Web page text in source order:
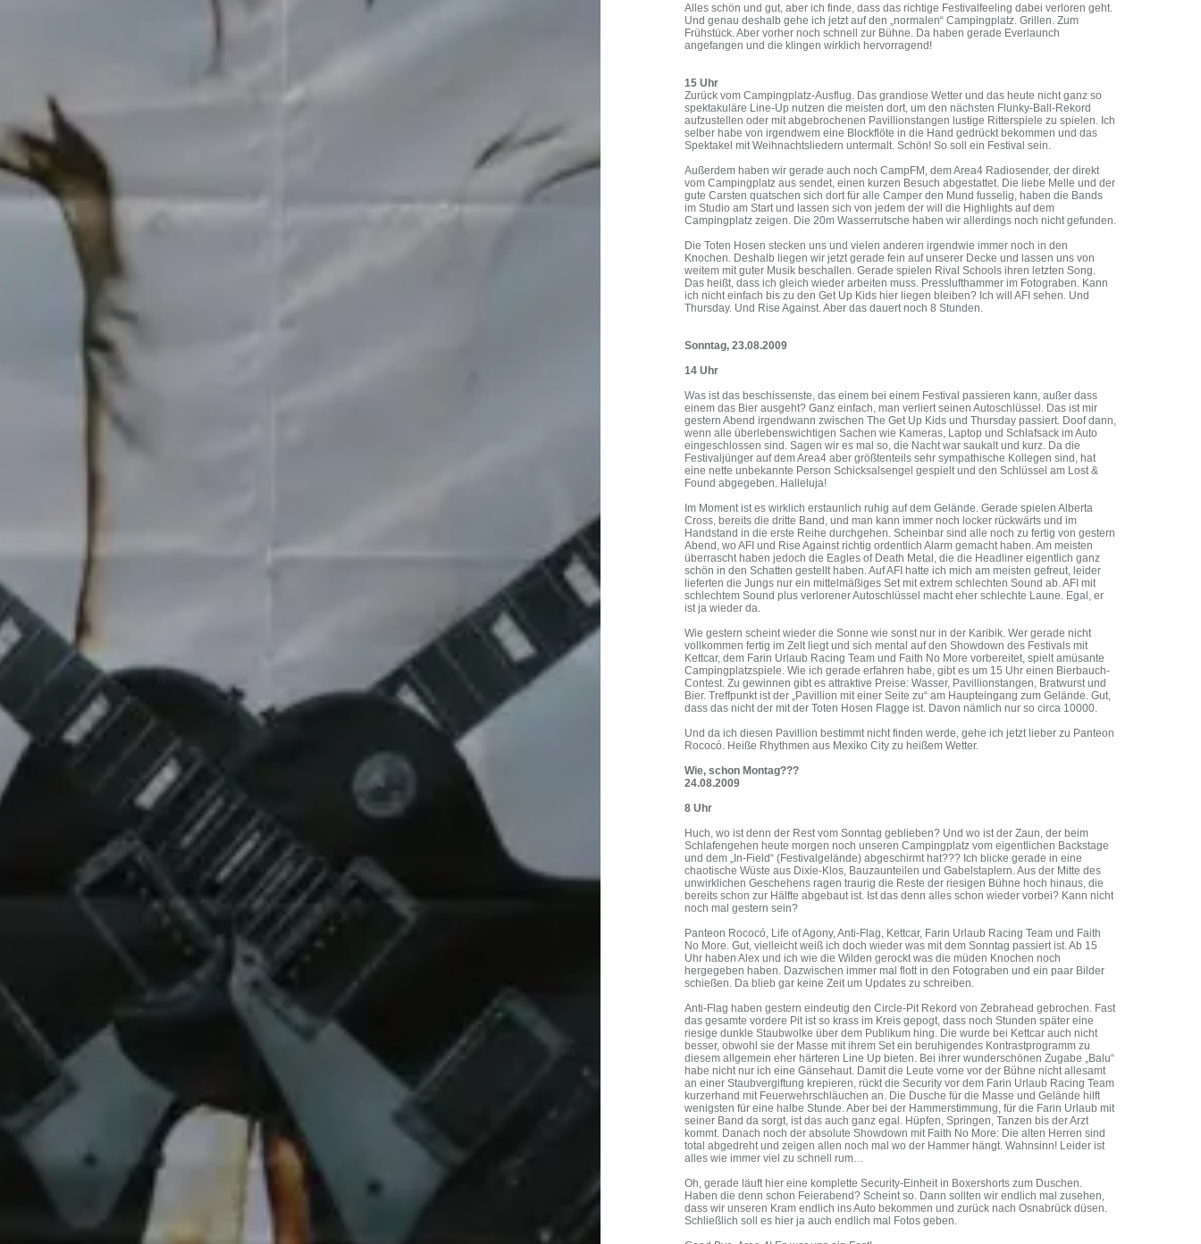
Alles schön und gut, aber ich finde, dass das richtige Festivalfeeling dabei verloren geht.
Und genau deshalb gehe ich jetzt auf den „normalen“ Campingplatz. Grillen. Zum
Frühstück. Aber vorher noch schnell zur Bühne. Da haben gerade Everlaunch
angefangen und die klingen wirklich hervorragend!
15 Uhr
Zurück vom Campingplatz-Ausflug. Das grandiose Wetter und das heute nicht ganz so
spektakuläre Line-Up nutzen die meisten dort, um den nächsten Flunky-Ball-Rekord
aufzustellen oder mit abgebrochenen Pavillionstangen lustige Ritterspiele zu spielen. Ich
selber habe von irgendwem eine Blockflöte in die Hand gedrückt bekommen und das
Spektakel mit Weihnachtsliedern untermalt. Schön! So soll ein Festival sein.
Außerdem haben wir gerade auch noch CampFM, dem Area4 Radiosender, der direkt
vom Campingplatz aus sendet, einen kurzen Besuch abgestattet. Die liebe Melle und der
gute Carsten quatschen sich dort für alle Camper den Mund fusselig, haben die Bands
im Studio am Start und lassen sich von jedem der will die Highlights auf dem
Campingplatz zeigen. Die 20m Wasserrutsche haben wir allerdings noch nicht gefunden.
Die Toten Hosen stecken uns und vielen anderen irgendwie immer noch in den
Knochen. Deshalb liegen wir jetzt gerade fein auf unserer Decke und lassen uns von
weitem mit guter Musik beschallen. Gerade spielen Rival Schools ihren letzten Song.
Das heißt, dass ich gleich wieder arbeiten muss. Presslufthammer im Fotograben. Kann
ich nicht einfach bis zu den Get Up Kids hier liegen bleiben? Ich will AFI sehen. Und
Thursday. Und Rise Against. Aber das dauert noch 8 Stunden.
Sonntag, 23.08.2009
14 Uhr
Was ist das beschissenste, das einem bei einem Festival passieren kann, außer dass
einem das Bier ausgeht? Ganz einfach, man verliert seinen Autoschlüssel. Das ist mir
gestern Abend irgendwann zwischen The Get Up Kids und Thursday passiert. Doof dann,
wenn alle überlebenswichtigen Sachen wie Kameras, Laptop und Schlafsack im Auto
eingeschlossen sind. Sagen wir es mal so, die Nacht war saukalt und kurz. Da die
Festivaljünger auf dem Area4 aber größtenteils sehr sympathische Kollegen sind, hat
eine nette unbekannte Person Schicksalsengel gespielt und den Schlüssel am Lost &
Found abgegeben. Halleluja!
Im Moment ist es wirklich erstaunlich ruhig auf dem Gelände. Gerade spielen Alberta
Cross, bereits die dritte Band, und man kann immer noch locker rückwärts und im
Handstand in die erste Reihe durchgehen. Scheinbar sind alle noch zu fertig von gestern
Abend, wo AFI und Rise Against richtig ordentlich Alarm gemacht haben. Am meisten
überrascht haben jedoch die Eagles of Death Metal, die die Headliner eigentlich ganz
schön in den Schatten gestellt haben. Auf AFI hatte ich mich am meisten gefreut, leider
lieferten die Jungs nur ein mittelmäßiges Set mit extrem schlechten Sound ab. AFI mit
schlechtem Sound plus verlorener Autoschlüssel macht eher schlechte Laune. Egal, er
ist ja wieder da.
Wie gestern scheint wieder die Sonne wie sonst nur in der Karibik. Wer gerade nicht
vollkommen fertig im Zelt liegt und sich mental auf den Showdown des Festivals mit
Kettcar, dem Farin Urlaub Racing Team und Faith No More vorbereitet, spielt amüsante
Campingplatzspiele. Wie ich gerade erfahren habe, gibt es um 15 Uhr einen Bierbauch-
Contest. Zu gewinnen gibt es attraktive Preise: Wasser, Pavillionstangen, Bratwurst und
Bier. Treffpunkt ist der „Pavillion mit einer Seite zu“ am Haupteingang zum Gelände. Gut,
dass das nicht der mit der Toten Hosen Flagge ist. Davon nämlich nur so circa 10000.
Und da ich diesen Pavillion bestimmt nicht finden werde, gehe ich jetzt lieber zu Panteon
Rococó. Heiße Rhythmen aus Mexiko City zu heißem Wetter.
Wie, schon Montag???
24.08.2009
8 Uhr
Huch, wo ist denn der Rest vom Sonntag geblieben? Und wo ist der Zaun, der beim
Schlafengehen heute morgen noch unseren Campingplatz vom eigentlichen Backstage
und dem „In-Field“ (Festivalgelände) abgeschirmt hat??? Ich blicke gerade in eine
chaotische Wüste aus Dixie-Klos, Bauzaunteilen und Gabelstaplern. Aus der Mitte des
unwirklichen Geschehens ragen traurig die Reste der riesigen Bühne hoch hinaus, die
bereits schon zur Hälfte abgebaut ist. Ist das denn alles schon wieder vorbei? Kann nicht
noch mal gestern sein?
Panteon Rococó, Life of Agony, Anti-Flag, Kettcar, Farin Urlaub Racing Team und Faith
No More. Gut, vielleicht weiß ich doch wieder was mit dem Sonntag passiert ist. Ab 15
Uhr haben Alex und ich wie die Wilden gerockt was die müden Knochen noch
hergegeben haben. Dazwischen immer mal flott in den Fotograben und ein paar Bilder
schießen. Da blieb gar keine Zeit um Updates zu schreiben.
Anti-Flag haben gestern eindeutig den Circle-Pit Rekord von Zebrahead gebrochen. Fast
das gesamte vordere Pit ist so krass im Kreis gepogt, dass noch Stunden später eine
riesige dunkle Staubwolke über dem Publikum hing. Die wurde bei Kettcar auch nicht
besser, obwohl sie der Masse mit ihrem Set ein beruhigendes Kontrastprogramm zu
diesem allgemein eher härteren Line Up bieten. Bei ihrer wunderschönen Zugabe „Balu“
habe nicht nur ich eine Gänsehaut. Damit die Leute vorne vor der Bühne nicht allesamt
an einer Staubvergiftung krepieren, rückt die Security vor dem Farin Urlaub Racing Team
kurzerhand mit Feuerwehrschläuchen an. Die Dusche für die Masse und Gelände hilft
wenigsten für eine halbe Stunde. Aber bei der Hammerstimmung, für die Farin Urlaub mit
seiner Band da sorgt, ist das auch ganz egal. Hüpfen, Springen, Tanzen bis der Arzt
kommt. Danach noch der absolute Showdown mit Faith No More: Die alten Herren sind
total abgedreht und zeigen allen noch mal wo der Hammer hängt. Wahnsinn! Leider ist
alles wie immer viel zu schnell rum…
Oh, gerade läuft hier eine komplette Security-Einheit in Boxershorts zum Duschen.
Haben die denn schon Feierabend? Scheint so. Dann sollten wir endlich mal zusehen,
dass wir unseren Kram endlich ins Auto bekommen und zurück nach Osnabrück düsen.
Schließlich soll es hier ja auch endlich mal Fotos geben.